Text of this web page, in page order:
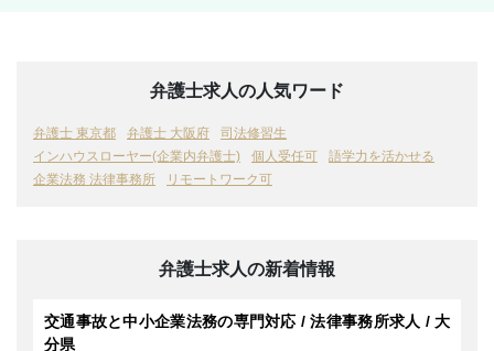
弁護士求人の人気ワード
弁護士 東京都 弁護士 大阪府
司法修習生
インハウスローヤー(企業内弁護士)
個人受任可
語学力を活かせる
企業法務 法律事務所
リモートワーク可
弁護士求人の新着情報
交通事故と中小企業法務の専門対応 / 法律事務所求人 / 大
分県